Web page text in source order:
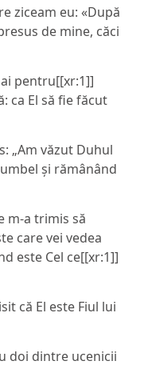
ziceam eu: «După
de mine, căci
pentru[[xr:1]]
ca El să fie făcut
„Am văzut Duhul
și rămânând
m-a trimis să
care vei vedea
este Cel ce[[xr:1]]
că El este Fiul lui
doi dintre ucenicii